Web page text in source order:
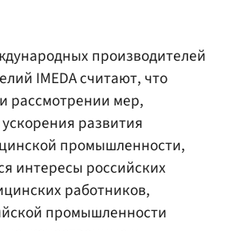
производителей
IMEDA считают, что
рассмотрении мер,
развития
промышленности,
интересы российских
работников,
промышленности